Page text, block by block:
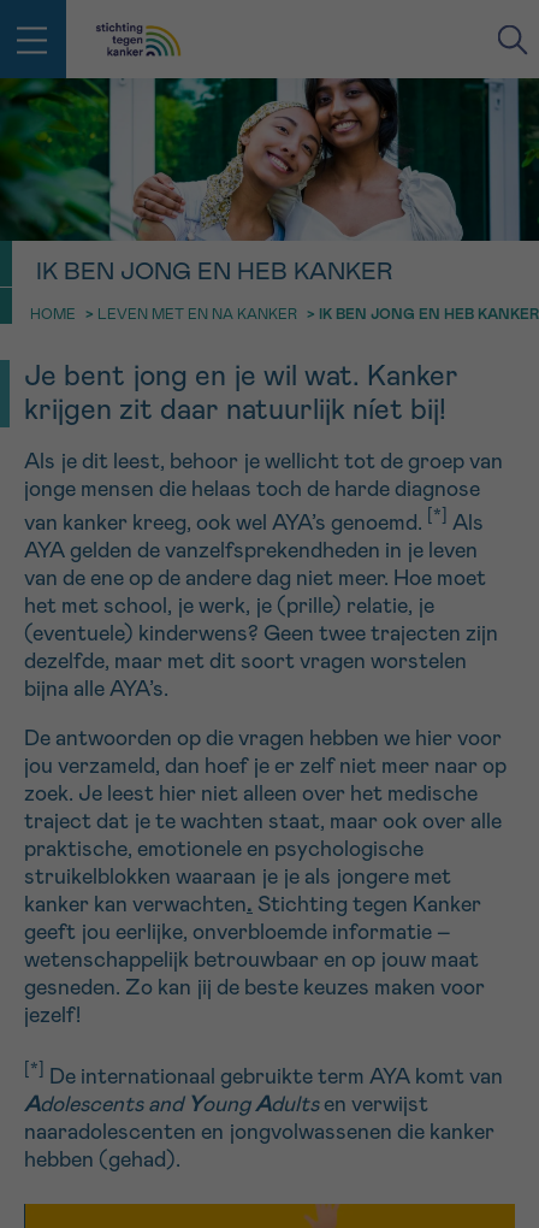
IK BEN JONG EN HEB KANKER
HOME > LEVEN MET EN NA KANKER > IK BEN JONG EN HEB KANKER
Je bent jong en je wil wat. Kanker
krijgen zit daar natuurlijk níet bij!
Als je dit leest, behoor je wellicht tot de groep van
jonge mensen die helaas toch de harde diagnose
van kanker kreeg, ook wel AYA’s genoemd.
[*] Als
AYA gelden de vanzelfsprekendheden in je leven
van de ene op de andere dag niet meer. Hoe moet
het met school, je werk, je (prille) relatie, je
(eventuele) kinderwens? Geen twee trajecten zijn
dezelfde, maar met dit soort vragen worstelen
bijna alle AYA’s.
De antwoorden op die vragen hebben we hier voor
jou verzameld, dan hoef je er zelf niet meer naar op
zoek. Je leest hier niet alleen over het medische
traject dat je te wachten staat, maar ook over alle
praktische, emotionele en psychologische
struikelblokken waaraan je je als jongere met
kanker kan verwachten. Stichting tegen Kanker
geeft jou eerlijke, onverbloemde informatie –
wetenschappelijk betrouwbaar en op jouw maat
gesneden. Zo kan jij de beste keuzes maken voor
jezelf!
[*]
De internationaal gebruikte term AYA komt van
Adolescents and YoungAdultsen verwijst
naaradolescenten en jongvolwassenen die kanker
hebben (gehad).
EMAIL
NAAM
IN DE STRIJD TEGEN KANKER STA
JE NIET ALLEEN
Professionele medewerkers beantwoorden je vragen
ma-vrij 9u tot 18u
Via ons
Ik wil graag opgebeld worden
Meer weten over Kankerinfo
geen enkele diagnose
TERUG
VOORNAAM
EMAIL
MIJN VRAAG
Sturen
TERUG
Afspraak Vraag Gegevens Bevestiging
KIES DE TIJDSSPANNE VAN JE AFSPRAAK
9h-11h
13h-16h
16h-18h
Verder